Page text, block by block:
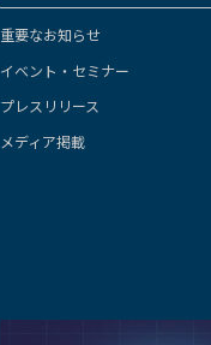
重要なお知らせ
イベント・セミナー
プレスリリース
メディア掲載